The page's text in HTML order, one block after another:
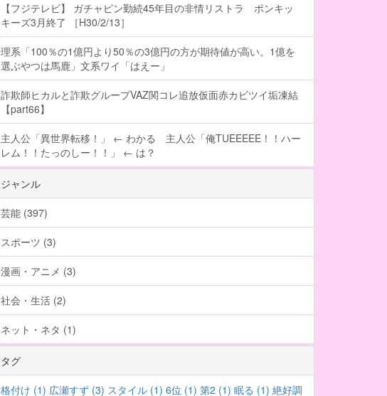
【フジテレビ】 ガチャピン勤続45年目の非情リストラ ポンキッ
キーズ3月終了 ［H30/2/13］
理系「100％の1億円より50％の3億円の方が期待値が高い。1億を
選ぶやつは馬鹿」文系ワイ「はえー」
詐欺師ヒカルと詐欺グループVAZ関コレ追放仮面赤カビツイ垢凍結
【part66】
主人公「異世界転移！」 ← わかる 主人公「俺TUEEEEE！！ハー
レム！！たっのしー！！」 ← は？
ジャンル
芸能 (397)
スポーツ (3)
漫画・アニメ (3)
社会・生活 (2)
ネット・ネタ (1)
タグ
格付け (1) 広瀬すず (3) スタイル (1) 6位 (1) 第2 (1) 眠る (1) 絶好調